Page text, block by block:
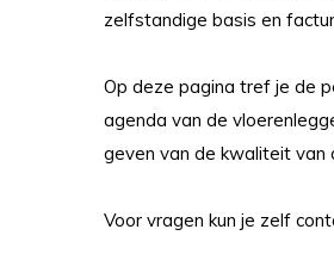
zelfstandige basis en
Op deze pagina tref je de
agenda van de
geven van de kwaliteit van
Voor vragen kun je zelf